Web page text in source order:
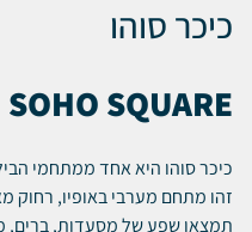
כיכר סוהו
SOHO SQUARE
כיכר סוהו היא אחד ממתחמי
זהו מתחם מערבי באופיו, רחוק
תמצאו שפע של מסעדות, ברים,